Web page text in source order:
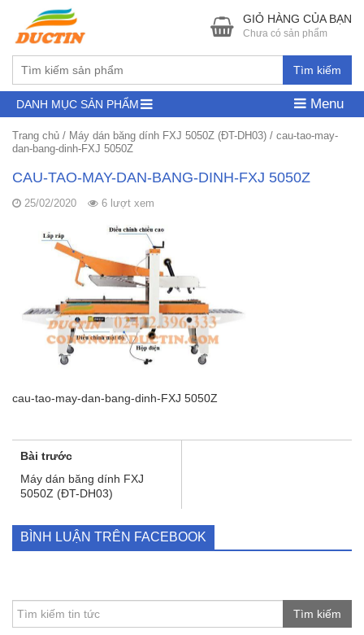
Tìm kiếm
GIỎ HÀNG CỦA BẠN
Chưa có sản phẩm
DANH MỤC SẢN PHẨM Menu
Trang chủ / Máy dán băng dính FXJ 5050Z (ĐT-DH03) / cau-tao-may-
dan-bang-dinh-FXJ 5050Z
CAU-TAO-MAY-DAN-BANG-DINH-FXJ 5050Z
25/02/2020 6 lượt xem
cau-tao-may-dan-bang-dinh-FXJ 5050Z
Bài trước
Máy dán băng dính FXJ
5050Z (ĐT-DH03)
BÌNH LUẬN TRÊN FACEBOOK
Tìm kiếm